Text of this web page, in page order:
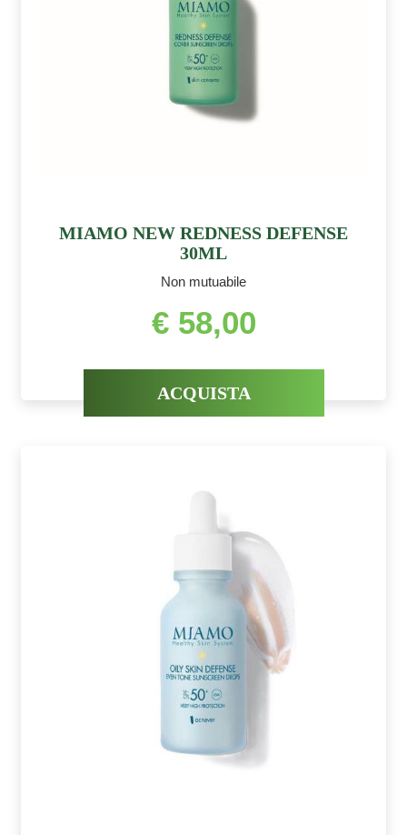
MIAMO NEW REDNESS DEFENSE
30ML
Non mutuabile
€ 58,00
ACQUISTA